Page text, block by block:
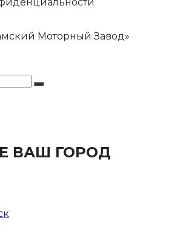
Моторный Завод»
ВАШ ГОРОД